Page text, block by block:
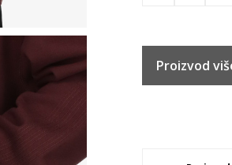
Proizvod